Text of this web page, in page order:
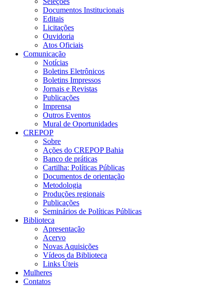
Documentos Institucionais
Editais
Licitações
Ouvidoria
Atos Oficiais
Comunicação
Notícias
Boletins Eletrônicos
Boletins Impressos
Jornais e Revistas
Publicações
Imprensa
Outros Eventos
Mural de Oportunidades
CREPOP
Sobre
Ações do CREPOP Bahia
Banco de práticas
Cartilha: Políticas Públicas
Documentos de orientação
Metodologia
Produções regionais
Publicações
Seminários de Políticas Públicas
Biblioteca
Apresentação
Acervo
Novas Aquisições
Vídeos da Biblioteca
Links Úteis
Mulheres
Contatos